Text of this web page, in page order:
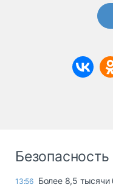
13:56 Более 8,5 тысячи